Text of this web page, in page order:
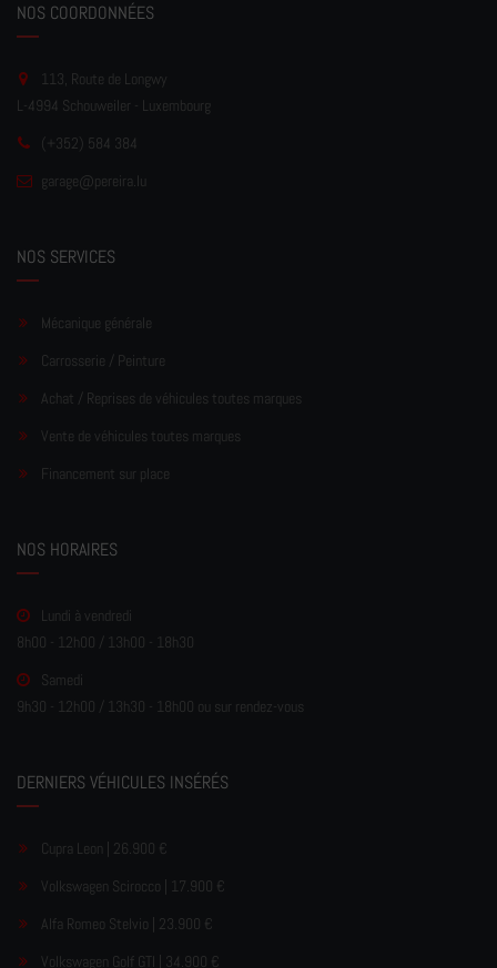
NOS COORDONNÉES
113, Route de Longwy
L-4994 Schouweiler - Luxembourg
(+352) 584 384
garage@pereira.lu
NOS SERVICES
Mécanique générale
Carrosserie / Peinture
Achat / Reprises de véhicules toutes marques
Vente de véhicules toutes marques
Financement sur place
NOS HORAIRES
Lundi à vendredi
8h00 - 12h00 / 13h00 - 18h30
Samedi
9h30 - 12h00 / 13h30 - 18h00 ou sur rendez-vous
DERNIERS VÉHICULES INSÉRÉS
Cupra Leon | 26.900 €
Volkswagen Scirocco | 17.900 €
Alfa Romeo Stelvio | 23.900 €
Volkswagen Golf GTI | 34.900 €